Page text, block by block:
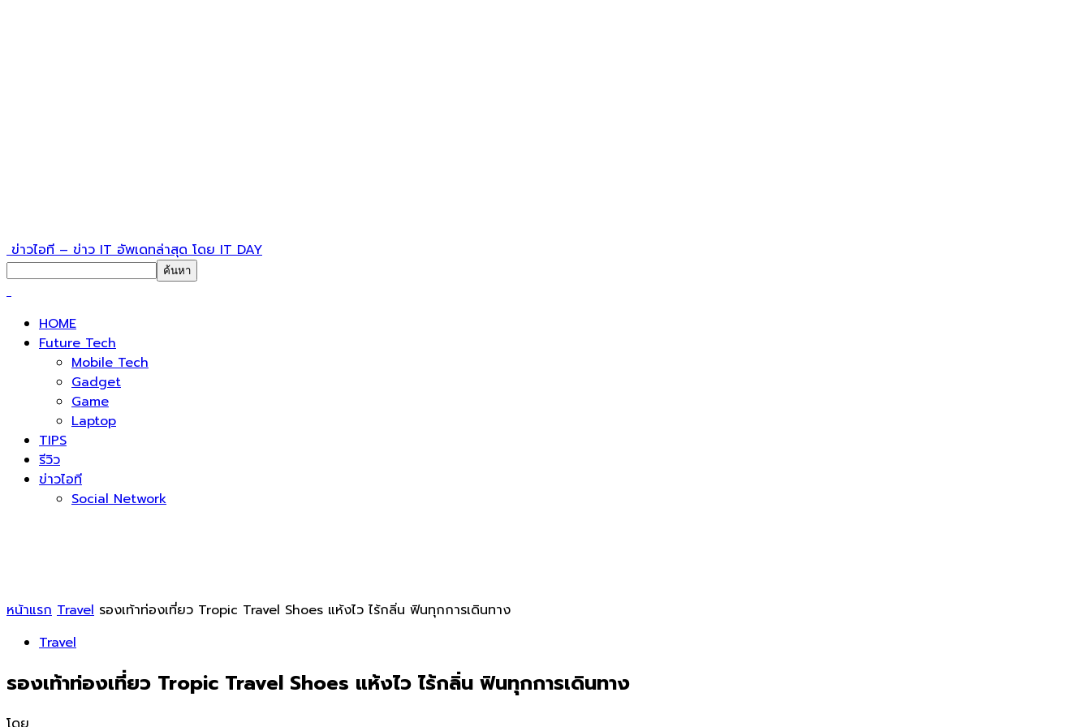
ข่าวไอที – ข่าว IT อัพเดทล่าสุด โดย IT DAY
HOME
Future Tech
Mobile Tech
Gadget
Game
Laptop
TIPS
รีวิว
ข่าวไอที
Social Network
หน้าแรก Travel รองเท้าท่องเที่ยว Tropic Travel Shoes แห้งไว ไร้กลิ่น ฟินทุกการเดินทาง
Travel
รองเท้าท่องเที่ยว Tropic Travel Shoes แห้งไว ไร้กลิ่น ฟินทุกการเดินทาง